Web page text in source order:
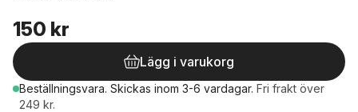
150 kr
Lägg i varukorg
Beställningsvara. Skickas inom 3-6 vardagar. Fri frakt över
249 kr.